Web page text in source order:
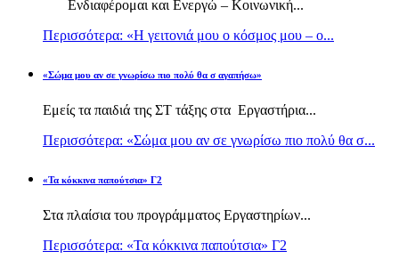
Ενδιαφέρομαι και Ενεργώ – Κοινωνική...
Περισσότερα: «Η γειτονιά μου ο κόσμος μου – ο...
«Σώμα μου αν σε γνωρίσω πιο πολύ θα σ αγαπήσω»
Εμείς τα παιδιά της ΣΤ τάξης στα Εργαστήρια...
Περισσότερα: «Σώμα μου αν σε γνωρίσω πιο πολύ θα σ...
«Τα κόκκινα παπούτσια» Γ2
Στα πλαίσια του προγράμματος Εργαστηρίων...
Περισσότερα: «Τα κόκκινα παπούτσια» Γ2